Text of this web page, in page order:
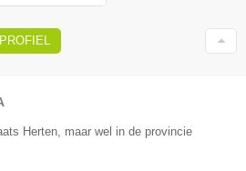
Herten, maar wel in de provincie